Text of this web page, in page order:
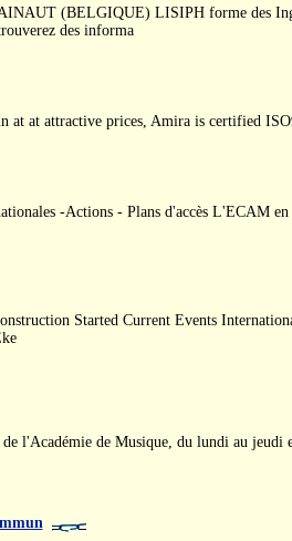
(BELGIQUE) LISIPH forme des
des informa
at attractive prices, Amira is certified
-Actions - Plans d'accès L'ECAM
Started Current Events
l'Académie de Musique, du lundi au